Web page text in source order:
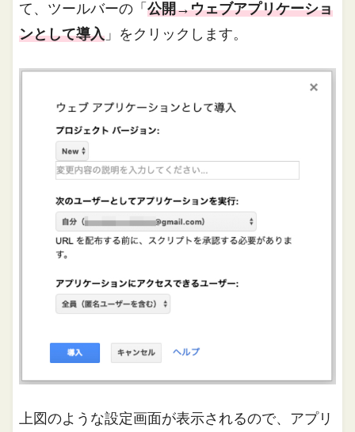
て、ツールバーの「公開→ウェブアプリケーショ
ンとして導入 」をクリックします。
上図のような設定画面が表示されるので、アプリ